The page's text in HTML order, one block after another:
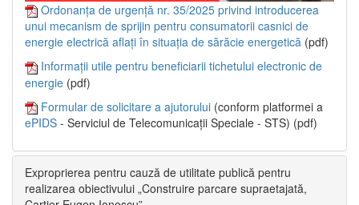
Ordonanța de urgență nr. 35/2025 privind introducerea
unui mecanism de sprijin pentru consumatorii casnici de
energie electrică aflați în situația de sărăcie energetică (pdf)
Informații utile pentru beneficiarii tichetului electronic de
energie (pdf)
Formular de solicitare a ajutorului (conform platformei a
ePIDS - Serviciul de Telecomunicații Speciale - STS) (pdf)
Exproprierea pentru cauză de utilitate publică pentru
realizarea obiectivului „Construire parcare supraetajată,